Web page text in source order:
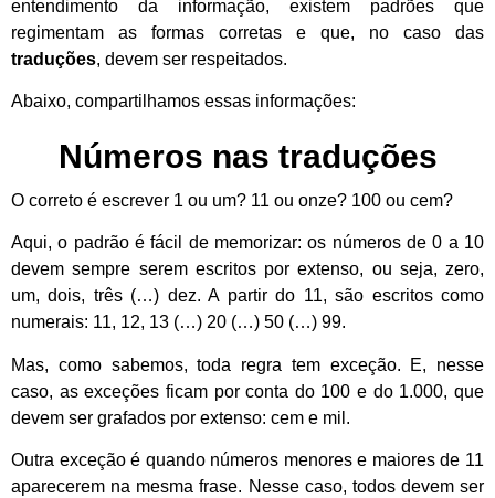
entendimento da informação, existem padrões que
regimentam as formas corretas e que, no caso das
traduções, devem ser respeitados.
Abaixo, compartilhamos essas informações:
Números nas traduções
O correto é escrever 1 ou um? 11 ou onze? 100 ou cem?
Aqui, o padrão é fácil de memorizar: os números de 0 a 10
devem sempre serem escritos por extenso, ou seja, zero,
um, dois, três (…) dez. A partir do 11, são escritos como
numerais: 11, 12, 13 (…) 20 (…) 50 (…) 99.
Mas, como sabemos, toda regra tem exceção. E, nesse
caso, as exceções ficam por conta do 100 e do 1.000, que
devem ser grafados por extenso: cem e mil.
Outra exceção é quando números menores e maiores de 11
aparecerem na mesma frase. Nesse caso, todos devem ser